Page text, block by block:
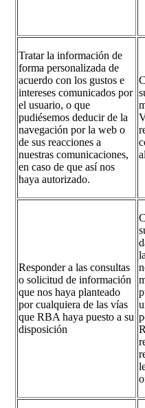
Tratar la información de
forma personalizada de
acuerdo con los gustos e
intereses comunicados por
el usuario, o que
pudiésemos deducir de la
navegación por la web o
de sus reacciones a
nuestras comunicaciones,
en caso de que así nos
haya autorizado.
Responder a las consultas
o solicitud de información
que nos haya planteado
por cualquiera de las vías
que RBA haya puesto a su
disposición